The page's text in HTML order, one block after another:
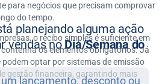
para negócios que precisam comprovar
do tempo.
o recibo simples é suficiente em
os elementos obrigatórios. Já
optar por sistemas de emissão
gestão financeira, garantindo mais